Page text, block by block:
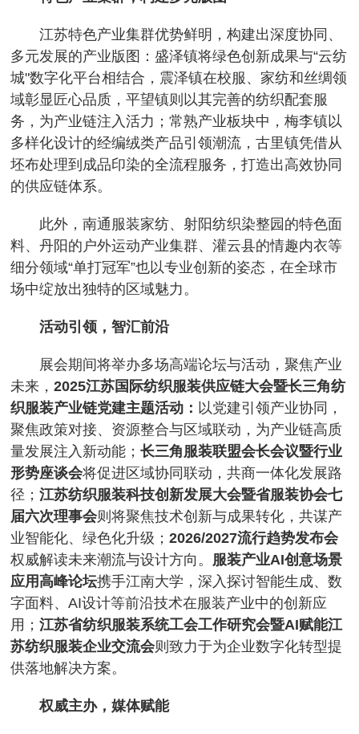
江苏特色产业集群优势鲜明，构建出深度协同、
多元发展的产业版图：盛泽镇将绿色创新成果与“云纺
城"数字化平台相结合，震泽镇在校服、家纺和丝绸领
域彰显匠心品质，平望镇则以其完善的纺织配套服
务，为产业链注入活力；常熟产业板块中，梅李镇以
多样化设计的经编绒类产品引领潮流，古里镇凭借从
坯布处理到成品印染的全流程服务，打造出高效协同
的供应链体系。
此外，南通服装家纺、射阳纺织染整园的特色面
料、丹阳的户外运动产业集群、灌云县的情趣内衣等
细分领域“单打冠军”也以专业创新的姿态，在全球市
场中绽放出独特的区域魅力。
活动引领，智汇前沿
展会期间将举办多场高端论坛与活动，聚焦产业
未来，2025江苏国际纺织服装供应链大会暨长三角纺
织服装产业链党建主题活动： 以党建引领产业协同，
聚焦政策对接、资源整合与区域联动，为产业链高质
量发展注入新动能 ；长三角服装联盟会长会议暨行业
形势座谈会将促进区域协同联动，共商一体化发展路
径；江苏纺织服装科技创新发展大会暨省服装协会七
届六次理事会则将聚焦技术创新与成果转化，共谋产
业智能化、绿色化升级；2026/2027流行趋势发布会
权威解读未来潮流与设计方向。 服装产业AI创意场景
应用高峰论坛携手江南大学，深入探讨智能生成、数
字面料、AI设计等前沿技术在服装产业中的创新应
用；江苏省纺织服装系统工会工作研究会暨AI赋能江
苏纺织服装企业交流会则致力于为企业数字化转型提
供落地解决方案。
权威主办，媒体赋能